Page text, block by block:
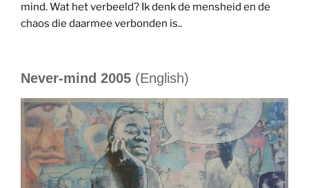
mind. Wat het verbeeld? Ik denk de mensheid en de
chaos die daarmee verbonden is..
Never-mind 2005 (English)